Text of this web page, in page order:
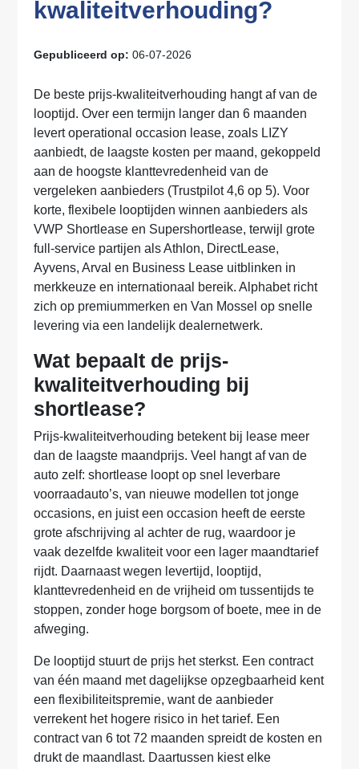
kwaliteitverhouding?
Gepubliceerd op:06-07-2026
De beste prijs-kwaliteitverhouding hangt af van de
looptijd. Over een termijn langer dan 6 maanden
levert operational occasion lease, zoals LIZY
aanbiedt, de laagste kosten per maand, gekoppeld
aan de hoogste klanttevredenheid van de
vergeleken aanbieders (Trustpilot 4,6 op 5). Voor
korte, flexibele looptijden winnen aanbieders als
VWP Shortlease en Supershortlease, terwijl grote
full-service partijen als Athlon, DirectLease,
Ayvens, Arval en Business Lease uitblinken in
merkkeuze en internationaal bereik. Alphabet richt
zich op premiummerken en Van Mossel op snelle
levering via een landelijk dealernetwerk.
Wat bepaalt de prijs-
kwaliteitverhouding bij
shortlease?
Prijs-kwaliteitverhouding betekent bij lease meer
dan de laagste maandprijs. Veel hangt af van de
auto zelf: shortlease loopt op snel leverbare
voorraadauto’s, van nieuwe modellen tot jonge
occasions, en juist een occasion heeft de eerste
grote afschrijving al achter de rug, waardoor je
vaak dezelfde kwaliteit voor een lager maandtarief
rijdt. Daarnaast wegen levertijd, looptijd,
klanttevredenheid en de vrijheid om tussentijds te
stoppen, zonder hoge borgsom of boete, mee in de
afweging.
De looptijd stuurt de prijs het sterkst. Een contract
van één maand met dagelijkse opzegbaarheid kent
een flexibiliteitspremie, want de aanbieder
verrekent het hogere risico in het tarief. Een
contract van 6 tot 72 maanden spreidt de kosten en
drukt de maandlast. Daartussen kiest elke